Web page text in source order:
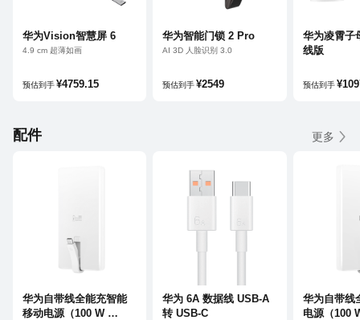
华为Vision智慧屏 6
4.9 cm 超薄如画
预估到手¥4759.15
华为智能门锁 2 Pro
AI 3D 人脸识别 3.0
预估到手 ¥2549
华为凌霄子
线版
预估到手
配件 更多
华为自带线全能充智能
移动电源（100 W
华为 6A 数据线 USB-A
转 USB-C
华为自带线
电源（100